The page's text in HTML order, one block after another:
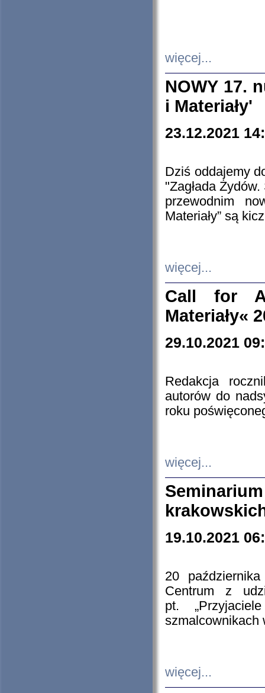
więcej...
NOWY 17.
i Materiały'
23.12.2021
Dziś oddajemy
"Zagłada
przewodnim
Materiały” są
więcej...
Call for
Materiały«
29.10.2021
Redakcja
autorów do
roku
więcej...
19.10.2021
20
Centrum z
pt.
szmalcownikach
więcej...